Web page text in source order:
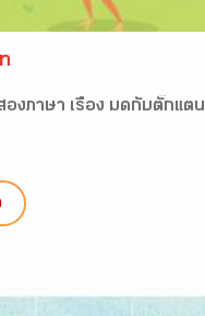
องภาษา เรื่อง มดกับตั๊กแตน